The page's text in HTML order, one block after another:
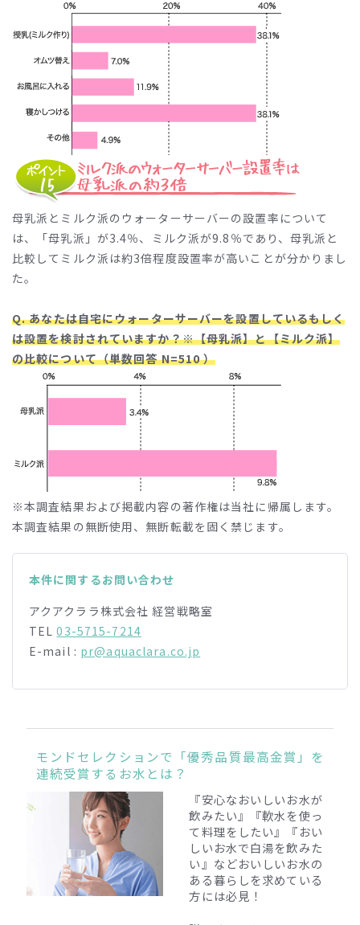
母乳派とミルク派のウォーターサーバーの設置率について
は、「母乳派」が3.4％、ミルク派が9.8％であり、母乳派と
比較してミルク派は約3倍程度設置率が高いことが分かりまし
た。
Q. あなたは自宅にウォーターサーバーを設置しているもしく
は設置を検討されていますか？※【母乳派】と【ミルク派】
の比較について（単数回答 N=510 ）
※本調査結果および掲載内容の著作権は当社に帰属します。
本調査結果の無断使用、無断転載を固く禁じます。
本件に関するお問い合わせ
アクアクララ株式会社 経営戦略室
TEL03-5715-7214
E-mail : pr@aquaclara.co.jp
モンドセレクションで「優秀品質最高金賞」を
連続受賞するお水とは？
『安心なおいしいお水が
飲みたい』『軟水を使っ
て料理をしたい』『おい
しいお水で白湯を飲みた
い』 などおいしいお水の
ある暮らしを求めている
方には必見！